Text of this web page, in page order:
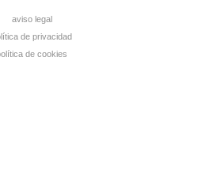
aviso legal
de privacidad
de cookies